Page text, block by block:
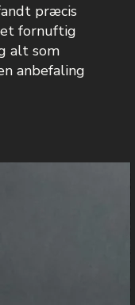
præcis
fornuftig
alt som
anbefaling